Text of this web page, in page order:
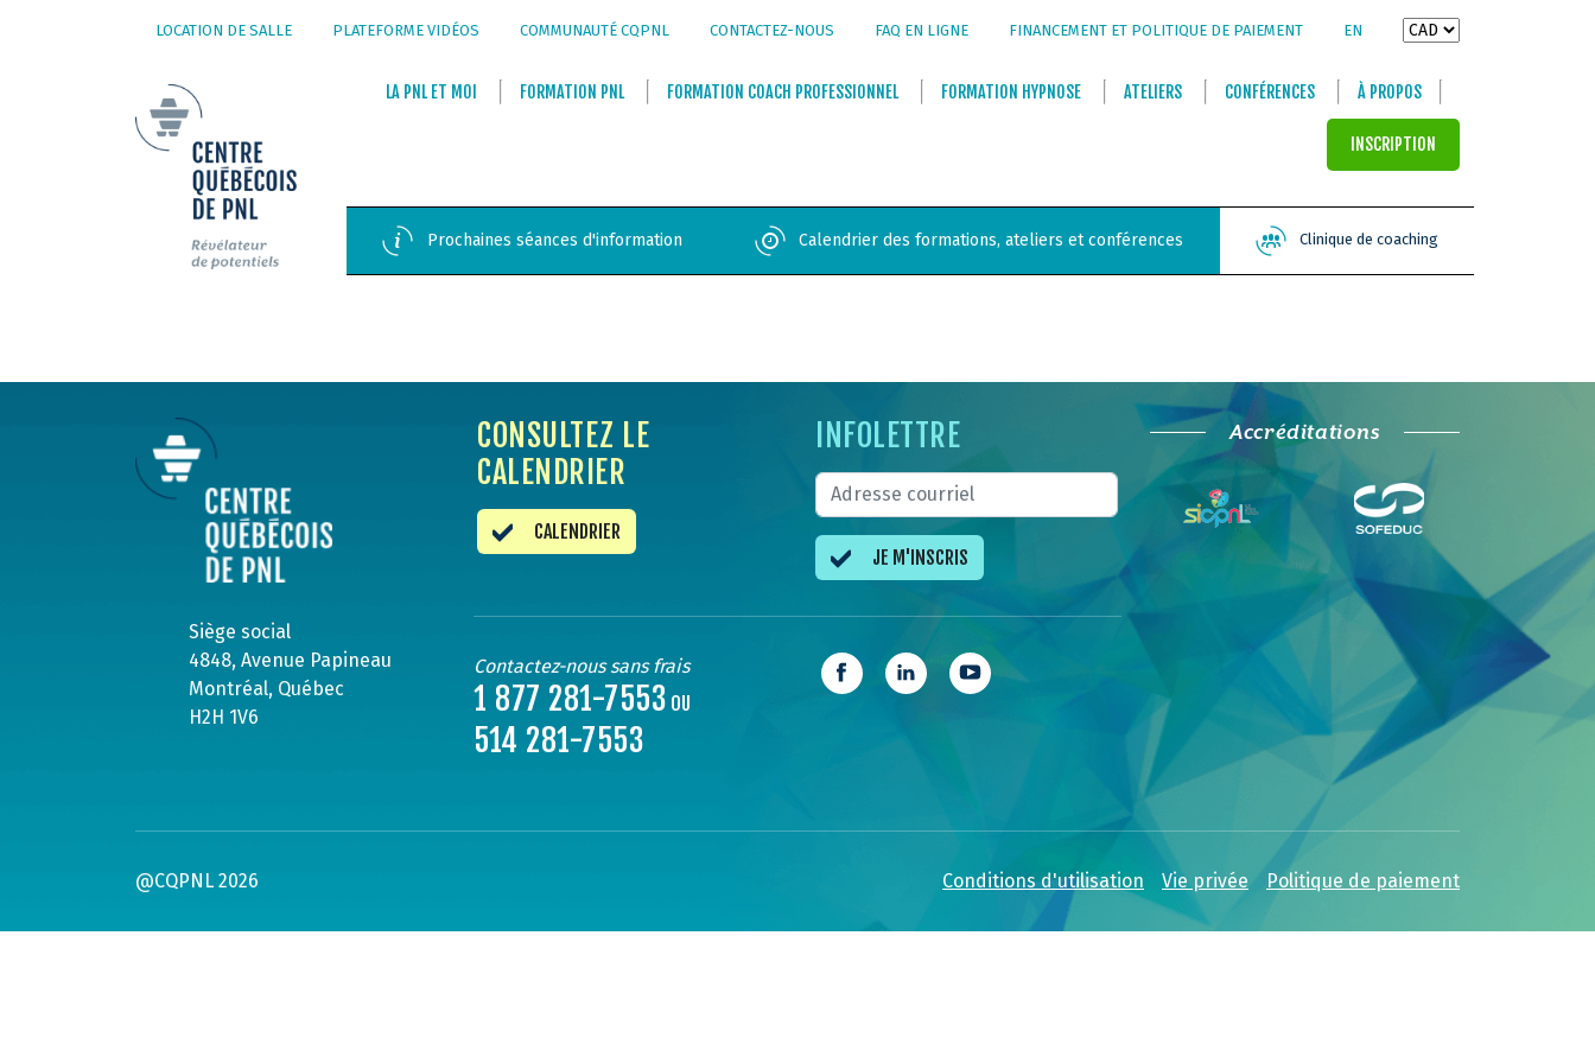
LOCATION DE SALLE PLATEFORME VIDÉOS COMMUNAUTÉ CQPNL CONTACTEZ-NOUS FAQ EN LIGNE FINANCEMENT ET POLITIQUE DE PAIEMENT EN
LA PNL ET MOI FORMATION PNL FORMATION COACH PROFESSIONNEL FORMATION HYPNOSE ATELIERS CONFÉRENCES À PROPOS
INSCRIPTION
Prochaines séances d'information Calendrier des formations, ateliers et conférences Clinique de coaching
Siège social
4848, Avenue Papineau
Montréal, Québec
H2H 1V6
CONSULTEZ LE
CALENDRIER
CALENDRIER
INFOLETTRE
JE M'INSCRIS
Contactez-nous sans frais
1 877 281-7553 OU
514 281-7553
Accréditations
@CQPNL 2026 Conditions d'utilisation Vie privée Politique de paiement